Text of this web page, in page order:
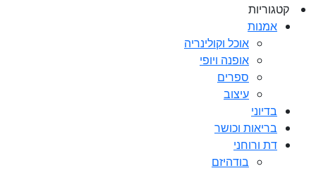
קטגוריות
אמנות
אוכל וקולינריה
אופנה ויופי
ספרים
עיצוב
בדיוני
בריאות וכושר
דת ורוחני
בודהיזם